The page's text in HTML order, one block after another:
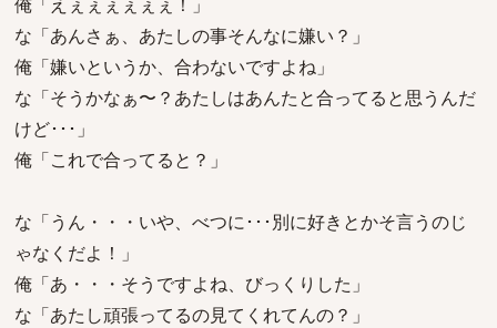
な「あんさぁ、あたしの事そんなに嫌い？」
俺「嫌いというか、合わないですよね」
な「そうかなぁ〜？あたしはあんたと合ってると思うんだ
けど･･･」
俺「これで合ってると？」
な「うん・・・いや、べつに･･･別に好きとかそ言うのじ
ゃなくだよ！」
俺「あ・・・そうですよね、びっくりした」
な「あたし頑張ってるの見てくれてんの？」